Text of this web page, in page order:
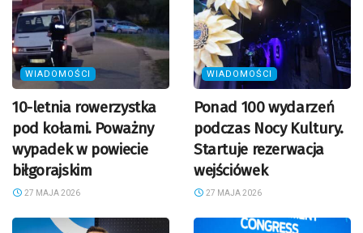
WIADOMOŚCI
10-letnia rowerzystka
pod kołami. Poważny
wypadek w powiecie
biłgorajskim
27 MAJA 2026
WIADOMOŚCI
Ponad 100 wydarzeń
podczas Nocy Kultury.
Startuje rezerwacja
wejściówek
27 MAJA 2026